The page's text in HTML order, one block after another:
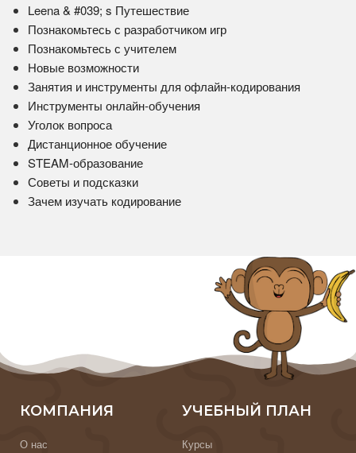
Leena & #039; s Путешествие
Познакомьтесь с разработчиком игр
Познакомьтесь с учителем
Новые возможности
Занятия и инструменты для офлайн-кодирования
Инструменты онлайн-обучения
Уголок вопроса
Дистанционное обучение
STEAM-образование
Советы и подсказки
Зачем изучать кодирование
КОМПАНИЯ
О нас
УЧЕБНЫЙ ПЛАН
Курсы